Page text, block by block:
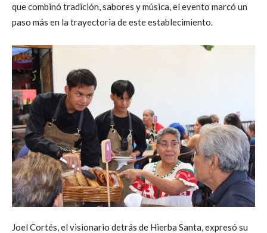
que combinó tradición, sabores y música, el evento marcó un
paso más en la trayectoria de este establecimiento.
Joel Cortés, el visionario detrás de Hierba Santa, expresó su